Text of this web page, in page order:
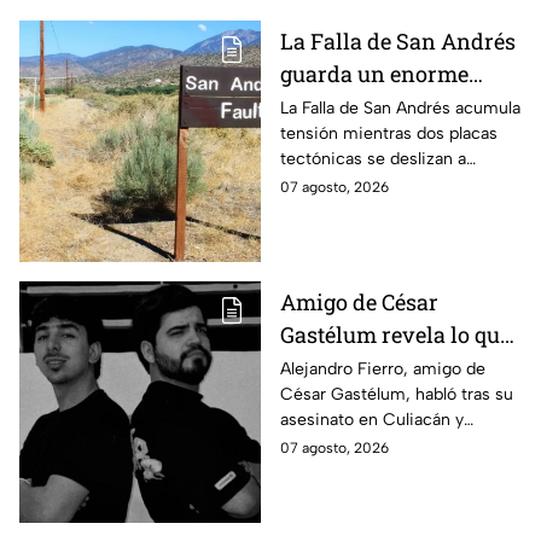
La Falla de San Andrés
guarda un enorme
peligro: estos datos
explican el temor
científico
La Falla de San Andrés acumula
tensión mientras dos placas
tectónicas se deslizan a
centímetros por año. Estos
07 agosto, 2026
Amigo de César
Gastélum revela lo que
vivió durante el
asesinato del
influencer: “A mí
también me
Alejandro Fierro, amigo de
César Gastélum, habló tras su
asesinato en Culiacán y
aseguró que él también fue
07 agosto, 2026